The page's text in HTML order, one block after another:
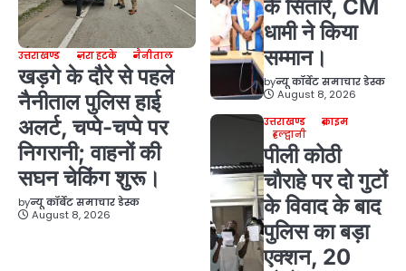
उत्तराखण्ड ज़रा हटके नैनीताल
खड़गे के दौरे से पहले
नैनीताल पुलिस हाई
अलर्ट, चप्पे-चप्पे पर
निगरानी; वाहनों की
सघन चेकिंग शुरू।
byन्यू कॉर्बेट समाचार डेस्क
August 8, 2026
के सितारे, CM
धामी ने किया
सम्मान।
byन्यू कॉर्बेट समाचार डेस्क
August 8, 2026
उत्तराखण्ड
क्राइम
हल्द्वानी
पीली कोठी
चौराहे पर दो गुटों
के विवाद के बाद
पुलिस का बड़ा
एक्शन, 20